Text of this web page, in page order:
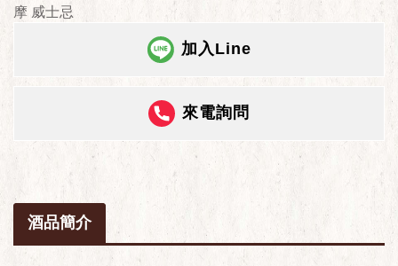
摩 威士忌
加入Line
來電詢問
酒品簡介